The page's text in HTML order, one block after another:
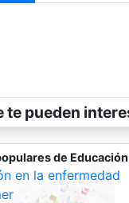
te pueden
de
en la enfermedad